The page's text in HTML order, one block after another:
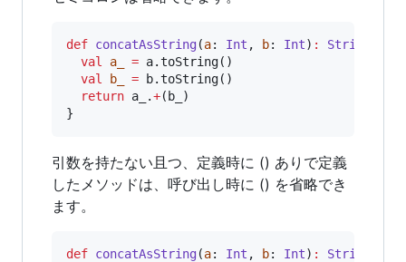
def concatAsString(a: Int , b: Int) : String
val
a_ = a.toString()
val
b_ = b.toString()
return a_.+(b_)
}
引数を持たない且つ、定義時に () ありで定義
したメソッドは、呼び出し時に () を省略でき
ます。
def concatAsString(a: Int , b: Int) : String